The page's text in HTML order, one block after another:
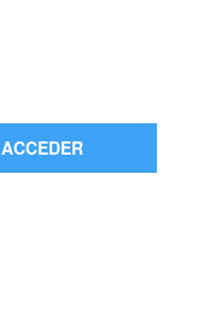
ACCEDER